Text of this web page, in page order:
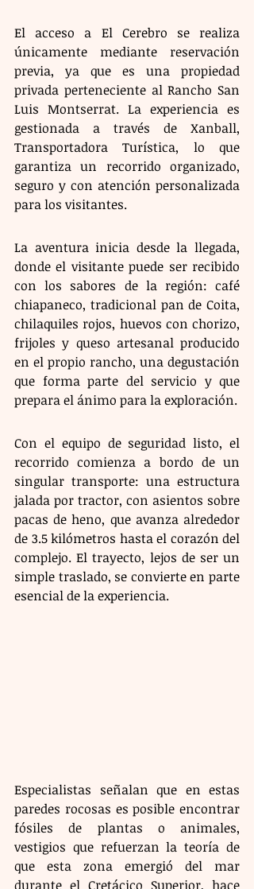
El acceso a El Cerebro se realiza
únicamente mediante reservación
previa, ya que es una propiedad
privada perteneciente al Rancho San
Luis Montserrat. La experiencia es
gestionada a través de Xanball,
Transportadora Turística, lo que
garantiza un recorrido organizado,
seguro y con atención personalizada
para los visitantes.
La aventura inicia desde la llegada,
donde el visitante puede ser recibido
con los sabores de la región: café
chiapaneco, tradicional pan de Coita,
chilaquiles rojos, huevos con chorizo,
frijoles y queso artesanal producido
en el propio rancho, una degustación
que forma parte del servicio y que
prepara el ánimo para la exploración.
Con el equipo de seguridad listo, el
recorrido comienza a bordo de un
singular transporte: una estructura
jalada por tractor, con asientos sobre
pacas de heno, que avanza alrededor
de 3.5 kilómetros hasta el corazón del
complejo. El trayecto, lejos de ser un
simple traslado, se convierte en parte
esencial de la experiencia.
Especialistas señalan que en estas
paredes rocosas es posible encontrar
fósiles de plantas o animales,
vestigios que refuerzan la teoría de
que esta zona emergió del mar
durante el Cretácico Superior, hace